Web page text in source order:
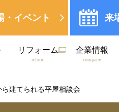
来
・イベント
リフォーム
reform
企業情報
company
建てられる平屋相談会